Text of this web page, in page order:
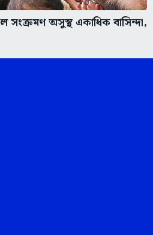
অসুস্থ একাধিক বাসিন্দা,